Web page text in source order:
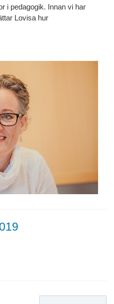
i pedagogik. Innan vi har
Lovisa hur